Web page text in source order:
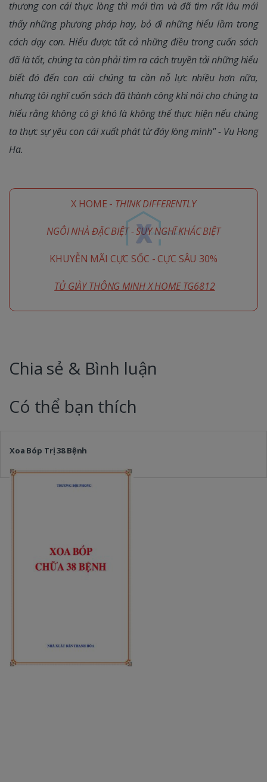
thương con cái thực lòng thì mới tìm và đã tìm rất lâu mới
thấy những phương pháp hay, bỏ đi những hiểu lầm trong
cách dạy con. Hiểu được tất cả những điều trong cuốn sách
đã là tốt, chúng ta còn phải tìm ra cách truyền tải những hiểu
biết đó đến con cái chúng ta cần nỗ lực nhiều hơn nữa,
nhưng tôi nghĩ cuốn sách đã thành công khi nói cho chúng ta
hiểu rằng không có gì khó là không thể thực hiện nếu chúng
ta thực sự yêu con cái xuất phát từ đáy lòng mình" - Vu Hong
Ha.
X HOME - THINK DIFFERENTLY
NGÔI NHÀ ĐẶC BIỆT - SUY NGHĨ KHÁC BIỆT
KHUYỄN MÃI CỰC SỐC - CỰC SÂU 30%
TỦ GIÀY THÔNG MINH X HOME TG6812
Chia sẻ & Bình luận
Có thể bạn thích
Xoa Bóp Trị 38 Bệnh